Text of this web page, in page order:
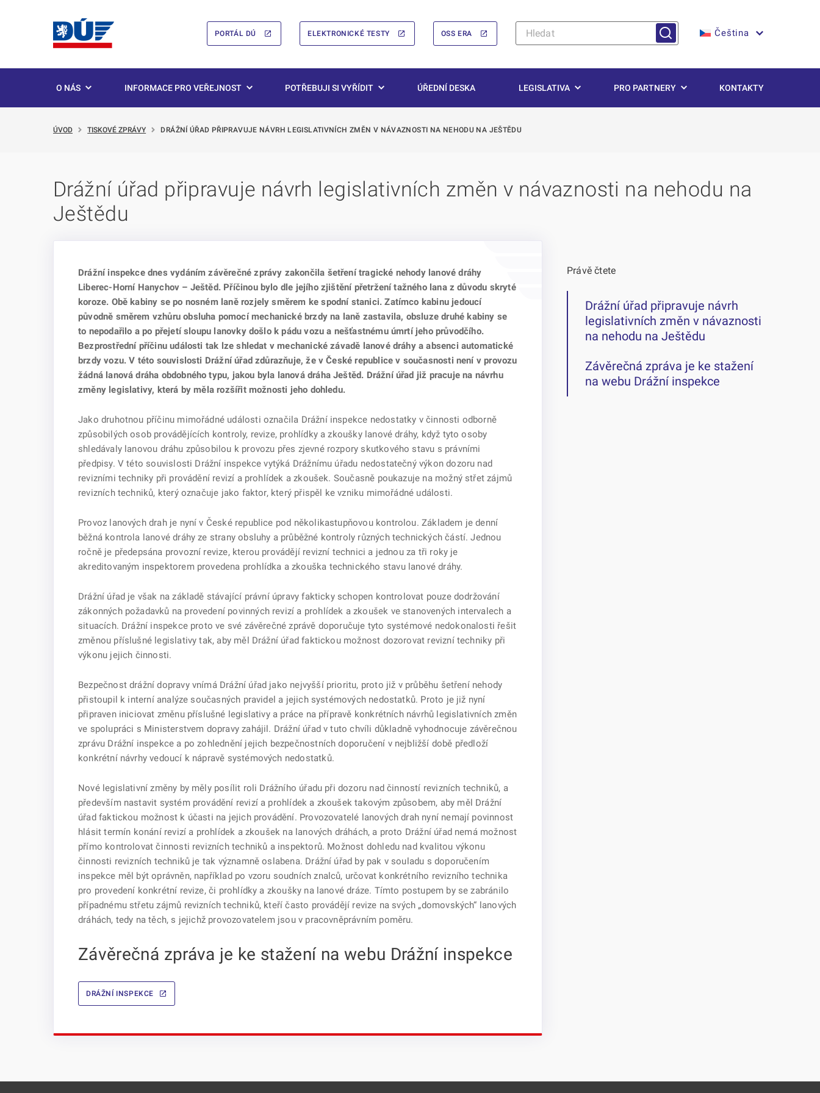
PORTÁL DÚ ELEKTRONICKÉ TESTY OSS ERA Čeština
O NÁS INFORMACE PRO VEŘEJNOST POTŘEBUJI SI VYŘÍDIT ÚŘEDNÍ DESKA LEGISLATIVA PRO PARTNERY KONTAKTY
ÚVOD TISKOVÉ ZPRÁVY DRÁŽNÍ ÚŘAD PŘIPRAVUJE NÁVRH LEGISLATIVNÍCH ZMĚN V NÁVAZNOSTI NA NEHODU NA JEŠTĚDU
Drážní úřad připravuje návrh legislativních změn v návaznosti na nehodu na
Ještědu
Drážní inspekce dnes vydáním závěrečné zprávy zakončila šetření tragické nehody lanové dráhy
Liberec-Horní Hanychov – Ještěd. Příčinou bylo dle jejího zjištění přetržení tažného lana z důvodu skryté
koroze. Obě kabiny se po nosném laně rozjely směrem ke spodní stanici. Zatímco kabinu jedoucí
původně směrem vzhůru obsluha pomocí mechanické brzdy na laně zastavila, obsluze druhé kabiny se
to nepodařilo a po přejetí sloupu lanovky došlo k pádu vozu a nešťastnému úmrtí jeho průvodčího.
Bezprostřední příčinu události tak lze shledat v mechanické závadě lanové dráhy a absenci automatické
brzdy vozu. V této souvislosti Drážní úřad zdůrazňuje, že v České republice v současnosti není v provozu
žádná lanová dráha obdobného typu, jakou byla lanová dráha Ještěd. Drážní úřad již pracuje na návrhu
změny legislativy, která by měla rozšířit možnosti jeho dohledu.
Jako druhotnou příčinu mimořádné události označila Drážní inspekce nedostatky v činnosti odborně
způsobilých osob provádějících kontroly, revize, prohlídky a zkoušky lanové dráhy, když tyto osoby
shledávaly lanovou dráhu způsobilou k provozu přes zjevné rozpory skutkového stavu s právními
předpisy. V této souvislosti Drážní inspekce vytýká Drážnímu úřadu nedostatečný výkon dozoru nad
revizními techniky při provádění revizí a prohlídek a zkoušek. Současně poukazuje na možný střet zájmů
revizních techniků, který označuje jako faktor, který přispěl ke vzniku mimořádné události.
Provoz lanových drah je nyní v České republice pod několikastupňovou kontrolou. Základem je denní
běžná kontrola lanové dráhy ze strany obsluhy a průběžné kontroly různých technických částí. Jednou
ročně je předepsána provozní revize, kterou provádějí revizní technici a jednou za tři roky je
akreditovaným inspektorem provedena prohlídka a zkouška technického stavu lanové dráhy.
Drážní úřad je však na základě stávající právní úpravy fakticky schopen kontrolovat pouze dodržování
zákonných požadavků na provedení povinných revizí a prohlídek a zkoušek ve stanovených intervalech a
situacích. Drážní inspekce proto ve své závěrečné zprávě doporučuje tyto systémové nedokonalosti řešit
změnou příslušné legislativy tak, aby měl Drážní úřad faktickou možnost dozorovat revizní techniky při
výkonu jejich činnosti.
Bezpečnost drážní dopravy vnímá Drážní úřad jako nejvyšší prioritu, proto již v průběhu šetření nehody
přistoupil k interní analýze současných pravidel a jejich systémových nedostatků. Proto je již nyní
připraven iniciovat změnu příslušné legislativy a práce na přípravě konkrétních návrhů legislativních změn
ve spolupráci s Ministerstvem dopravy zahájil. Drážní úřad v tuto chvíli důkladně vyhodnocuje závěrečnou
zprávu Drážní inspekce a po zohlednění jejich bezpečnostních doporučení v nejbližší době předloží
konkrétní návrhy vedoucí k nápravě systémových nedostatků.
Nové legislativní změny by měly posílit roli Drážního úřadu při dozoru nad činností revizních techniků, a
především nastavit systém provádění revizí a prohlídek a zkoušek takovým způsobem, aby měl Drážní
úřad faktickou možnost k účasti na jejich provádění. Provozovatelé lanových drah nyní nemají povinnost
hlásit termín konání revizí a prohlídek a zkoušek na lanových dráhách, a proto Drážní úřad nemá možnost
přímo kontrolovat činnosti revizních techniků a inspektorů. Možnost dohledu nad kvalitou výkonu
činnosti revizních techniků je tak významně oslabena. Drážní úřad by pak v souladu s doporučením
inspekce měl být oprávněn, například po vzoru soudních znalců, určovat konkrétního revizního technika
pro provedení konkrétní revize, či prohlídky a zkoušky na lanové dráze. Tímto postupem by se zabránilo
případnému střetu zájmů revizních techniků, kteří často provádějí revize na svých „domovských“ lanových
dráhách, tedy na těch, s jejichž provozovatelem jsou v pracovněprávním poměru.
Závěrečná zpráva je ke stažení na webu Drážní inspekce
DRÁŽNÍ INSPEKCE
Právě čtete
Drážní úřad připravuje návrh
legislativních změn v návaznosti
na nehodu na Ještědu
Závěrečná zpráva je ke stažení
na webu Drážní inspekce